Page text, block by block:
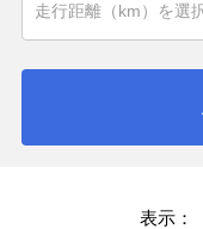
表示：